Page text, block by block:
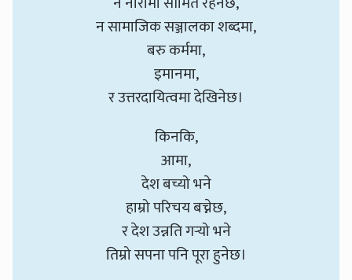
न सामाजिक सञ्जालका शब्दमा,
बरु कर्ममा,
इमानमा,
र उत्तरदायित्वमा देखिनेछ।
किनकि,
आमा,
देश बच्यो भने
हाम्रो परिचय बच्नेछ,
र देश उन्नति गर्‍यो भने
तिम्रो सपना पनि पूरा हुनेछ।